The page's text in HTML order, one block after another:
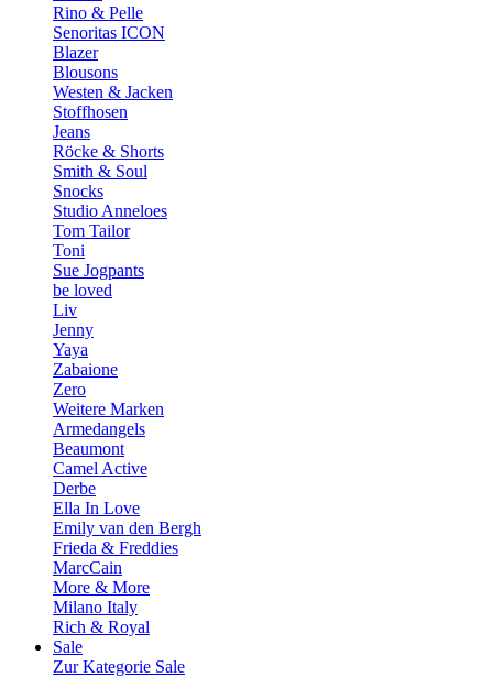
Rino & Pelle
Senoritas ICON
Blazer
Blousons
Westen & Jacken
Stoffhosen
Jeans
Röcke & Shorts
Smith & Soul
Snocks
Studio Anneloes
Tom Tailor
Toni
Sue Jogpants
be loved
Liv
Jenny
Yaya
Zabaione
Zero
Weitere Marken
Armedangels
Beaumont
Camel Active
Derbe
Ella In Love
Emily van den Bergh
Frieda & Freddies
MarcCain
More & More
Milano Italy
Rich & Royal
Sale
Zur Kategorie Sale